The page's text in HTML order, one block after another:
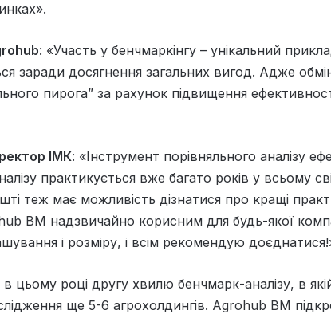
: «Участь у бенчмаркінгу – унікальний
заради досягнення загальних вигод. Адже
пирога” за рахунок підвищення
ІМК: «Інструмент порівняльного аналізу
практикується вже багато років у всьому
теж має можливість дізнатися про кращі
BM надзвичайно корисним для будь-якої
і розміру, і всім рекомендую
цьому році другу хвилю бенчмарк-аналізу, в
ще 5-6 агрохолдингів. Agrohub BM